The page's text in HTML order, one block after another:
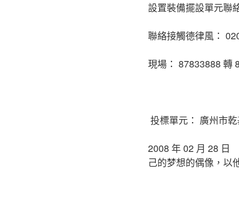
設置裝備擺設單元聯
聯絡接觸德律風：
現場： 87833888 轉
投標單元： 廣州市乾
2008 年 02 月 28 日
己的梦想的偶像，以